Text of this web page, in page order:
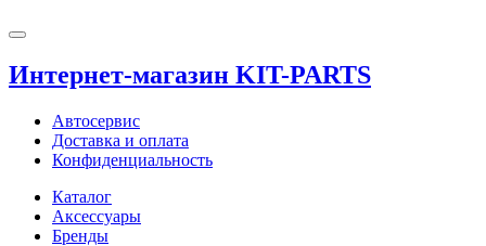
Интернет-магазин KIT-PARTS
Автосервис
Доставка и оплата
Конфиденциальность
Каталог
Аксессуары
Бренды